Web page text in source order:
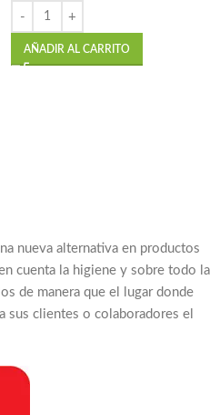
AÑADIR AL CARRITO
nueva alternativa en productos
cuenta la higiene y sobre todo la
de manera que el lugar donde
sus clientes o colaboradores el